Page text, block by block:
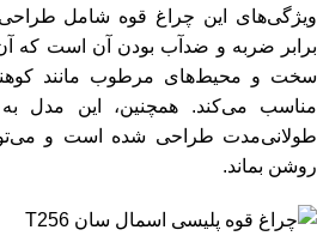
ویژگی‌های این چراغ قوه شامل طراحی
برابر ضربه و ضدآب بودن آن است که
سخت و محیط‌های مرطوب مانند
مناسب می‌کند. همچنین، این مدل
طولانی‌مدت طراحی شده است و
روشن بماند.